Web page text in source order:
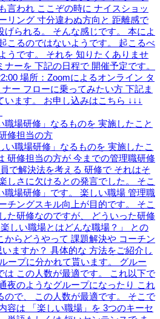
職場研修」なるものを 実施したこと
修担当の方